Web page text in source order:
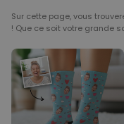
texte
19,99 €
visage
19,99 €
Sur cette page, vous
! Que ce soit votre grande